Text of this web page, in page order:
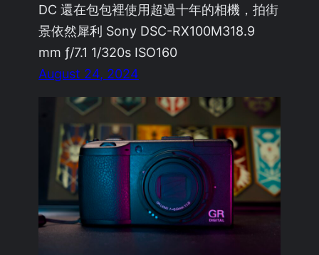
DC 還在包包裡使用超過十年的相機，拍街
景依然犀利 Sony DSC-RX100M318.9
mm ƒ/7.1 1/320s ISO160
August 24, 2024